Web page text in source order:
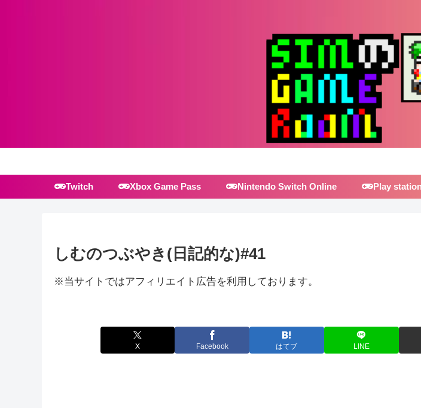
Twitch Xbox Game Pass Nintendo Switch Online Play
しむのつぶやき(日記的な)#41
※当サイトではアフィリエイト広告を利用しております。
X Facebook はてブ LINE